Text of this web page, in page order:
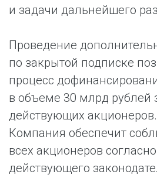
и задачи дальнейшего
Проведение
по закрытой подписке
процесс
в объеме 30 млрд рублей
действующих
Компания обеспечит
всех акционеров
действующего